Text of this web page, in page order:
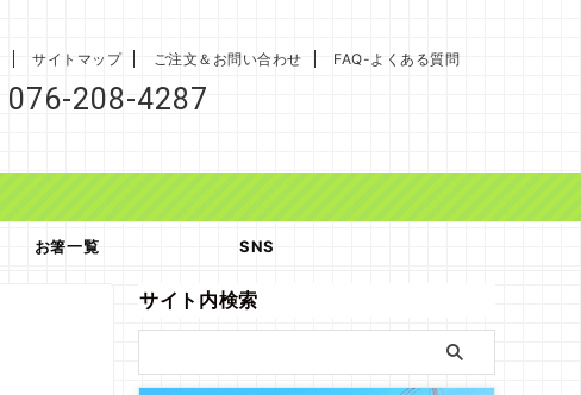
サイトマップ ご注文＆お問い合わせ FAQ-よくある質問
076-208-4287
お箸一覧 SNS
サイト内検索